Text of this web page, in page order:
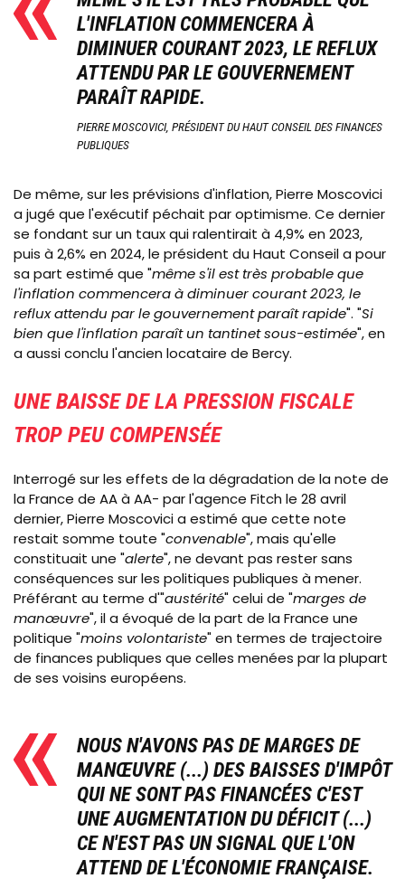
L'INFLATION COMMENCERA À
DIMINUER COURANT 2023, LE REFLUX
ATTENDU PAR LE GOUVERNEMENT
PARAÎT RAPIDE.
PIERRE MOSCOVICI, PRÉSIDENTDUHAUT CONSEIL DES FINANCES
PUBLIQUES
De même, sur les prévisions d'inflation, Pierre Moscovici
a jugé que l'exécutif péchait par optimisme. Ce dernier
se fondant sur un taux qui ralentirait à 4,9% en 2023,
puis à 2,6% en 2024, le président du Haut Conseil a pour
sa part estimé que "même s'il est très probable que
l'inflation commencera à diminuer courant 2023, le
reflux attendu par le gouvernement paraît rapide". "Si
bien que l'inflation paraît un tantinet sous-estimée", en
a aussi conclu l'ancien locataire de Bercy.
UNE BAISSE DE LA PRESSION FISCALE
TROP PEU COMPENSÉE
Interrogé sur les effets de la dégradation de la note de
la France de AA à AA- par l'agence Fitch le 28 avril
dernier, Pierre Moscovici a estimé que cette note
restait somme toute "convenable", mais qu'elle
constituait une "alerte", ne devant pas rester sans
conséquences sur les politiques publiques à mener.
Préférant au terme d'"austérité" celui de "marges de
manœuvre", il a évoqué de la part de la France une
politique "moins volontariste" en termes de trajectoire
de finances publiques que celles menées par la plupart
de ses voisins européens.
NOUS N'AVONS PAS DE MARGES DE
MANŒUVRE(...) DES BAISSES D'IMPÔT
QUI NE SONT PAS FINANCÉES C'EST
UNE AUGMENTATION DU DÉFICIT (...)
CE N'EST PAS UN SIGNAL QUE L'ON
ATTEND DE L'ÉCONOMIE FRANÇAISE.